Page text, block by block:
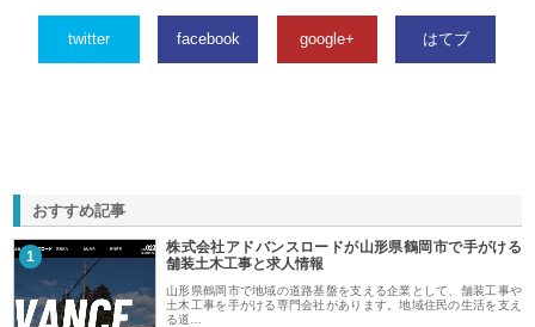
twitter facebook google+ はてブ
おすすめ記事
1
株式会社アドバンスロードが山形県鶴岡市で手がける
舗装土木工事と求人情報
山形県鶴岡市で地域の道路基盤を支える企業として、舗装工事や
土木工事を手がける専門会社があります。地域住民の生活を支え
る道…